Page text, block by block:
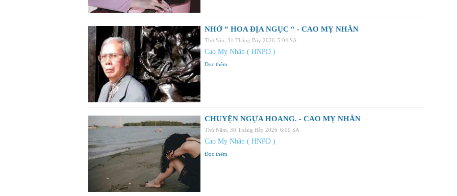
NHỚ “ HOA ĐỊA NGỤC “ - CAO MỴ NHÂN
Thứ Sáu, 31 Tháng Bảy 2026 5:04 SA
Cao Mỵ Nhân ( HNPD )
Đọc thêm
CHUYỆN NGỰA HOANG. - CAO MỴ NHÂN
Thứ Năm, 30 Tháng Bảy 2026 6:00 SA
Cao Mỵ Nhân ( HNPD )
Đọc thêm